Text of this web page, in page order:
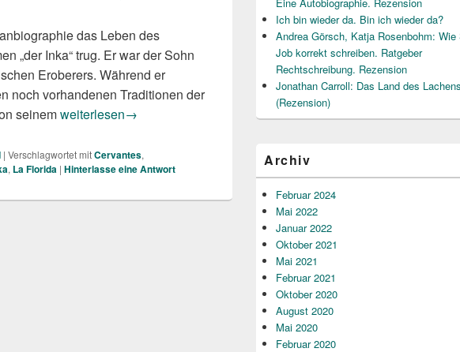
das Leben des
„der Inka“ trug. Er war der Sohn
Eroberers. Während er
noch vorhandenen Traditionen der
seinemLaura Pariani: Das Schwert und der Mond
weiterlesen→
| Verschlagwortet mitCervantes,
, La Florida | Hinterlasse eine Antwort
Ich bin wieder da. Bin ich wieder da?
Andrea Görsch, Katja Rosenbohm: Wie
Job korrekt schreiben. Ratgeber
Rechtschreibung. Rezension
Jonathan Carroll: Das Land des Lachens
(Rezension)
Archiv
Februar 2024
Mai 2022
Januar 2022
Oktober 2021
Mai 2021
Februar 2021
Oktober 2020
August 2020
Mai 2020
Februar 2020